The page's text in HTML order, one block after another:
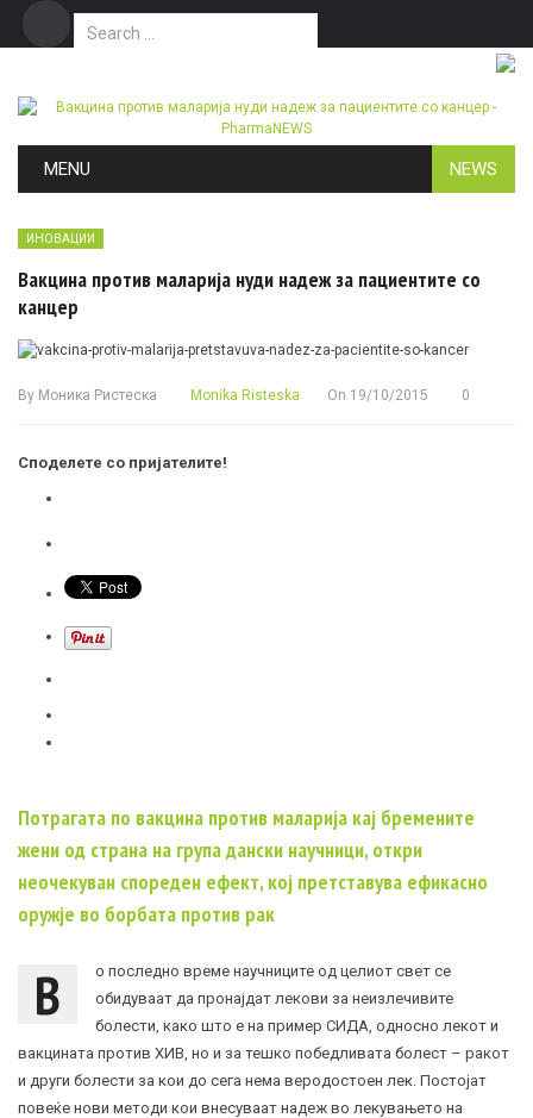
Search for:
MENU NEWS
ИНОВАЦИИ
Вакцина против маларија нуди надеж за пациентите со
канцер
By Моника Ристеска Monika Risteska On 19/10/2015 0
Споделете со пријателите!
Потрагата по вакцина против маларија кај бремените
жени од страна на група дански научници, откри
неочекуван спореден ефект, кој претставува ефикасно
оружје во борбата против рак
В
о последно време научниците од целиот свет се
обидуваат да пронајдат лекови за неизлечивите
болести, како што е на пример СИДА, односно лекот и
вакцината против ХИВ, но и за тешко победливата болест – ракот
и други болести за кои до сега нема веродостоен лек. Постојат
повеќе нови методи кои внесуваат надеж во лекувањето на